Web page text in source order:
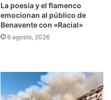
La poesía y el flamenco
emocionan al público de
Benavente con «Racial»
6 agosto, 2026